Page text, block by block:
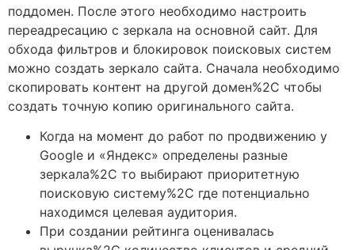
поддомен. После этого необходимо настроить
переадресацию с зеркала на основной сайт. Для
обхода фильтров и блокировок поисковых систем
можно создать зеркало сайта. Сначала необходимо
скопировать контент на другой домен%2C чтобы
создать точную копию оригинального сайта.
Когда на момент до работ по продвижению у
Google и «Яндекс» определены разные
зеркала%2C то выбирают приоритетную
поисковую систему%2C где потенциально
находимся целевая аудитория.
При создании рейтинга оценивалась